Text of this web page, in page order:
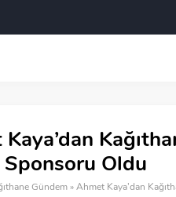
Sponsoru Oldu
Gündem » Ahmet Kaya’dan